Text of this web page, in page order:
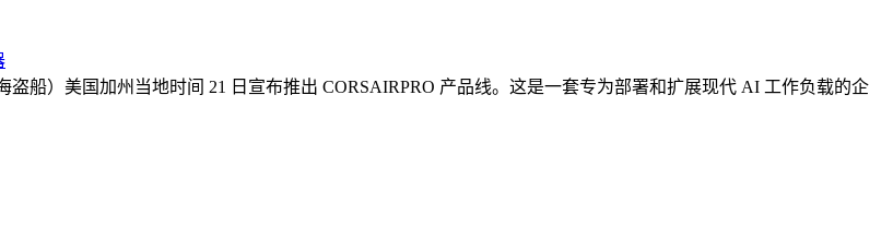
船）美国加州当地时间 21 日宣布推出 CORSAIRPRO 产品线。这是一套专为部署和扩展现代 AI 工作负载的企